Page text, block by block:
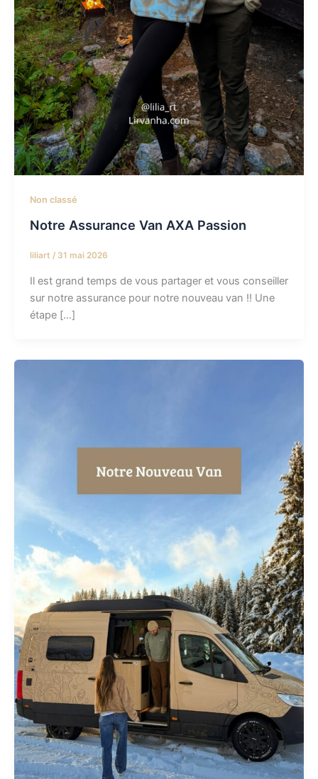
Non classé
Notre Assurance Van AXA Passion
liliart / 31 mai 2026
Il est grand temps de vous partager et vous conseiller
sur notre assurance pour notre nouveau van !! Une
étape […]